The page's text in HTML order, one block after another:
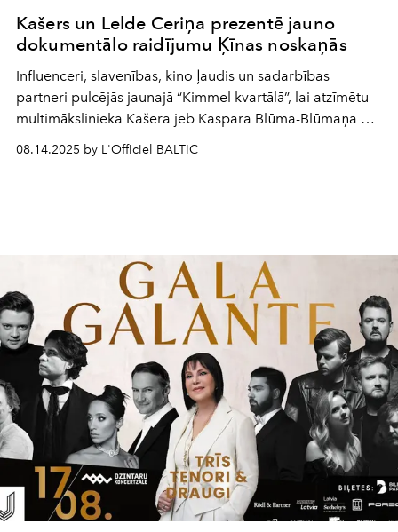
Kašers un Lelde Ceriņa prezentē jauno
dokumentālo raidījumu Ķīnas noskaņās
Influenceri, slavenības, kino ļaudis un sadarbības
partneri pulcējās jaunajā “Kimmel kvartālā”, lai atzīmētu
multimākslinieka Kašera jeb Kaspara Blūma-Blūmaņa un
raidījumu “Ražots Ķīnā”, kura režisors ir slavenais
08.14.2025 by L'Officiel BALTIC